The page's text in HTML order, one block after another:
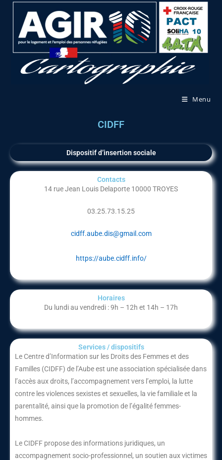
Menu
CIDFF
Dispositif d’insertion sociale
Contacts
14 rue Jean Louis Delaporte 10000 TROYES
03.25.73.15.25
cidff.aube.dis@gmail.com
https://aube.cidff.info/
Horaires
Du lundi au vendredi : 9h – 12h et 14h – 17h
Services / dispositifs​
Le Centre d’Information sur les Droits des Femmes et des
Familles (CIDFF) de l’Aube est une association spécialisée dans
l’accès aux droits, l’accompagnement vers l’emploi, la lutte
contre les violences sexistes et sexuelles, la vie familiale et la
parentalité, ainsi que la promotion de l’égalité femmes-
hommes.
Le CIDFF propose des informations juridiques, un
accompagnement socio-professionnel, un soutien aux victimes